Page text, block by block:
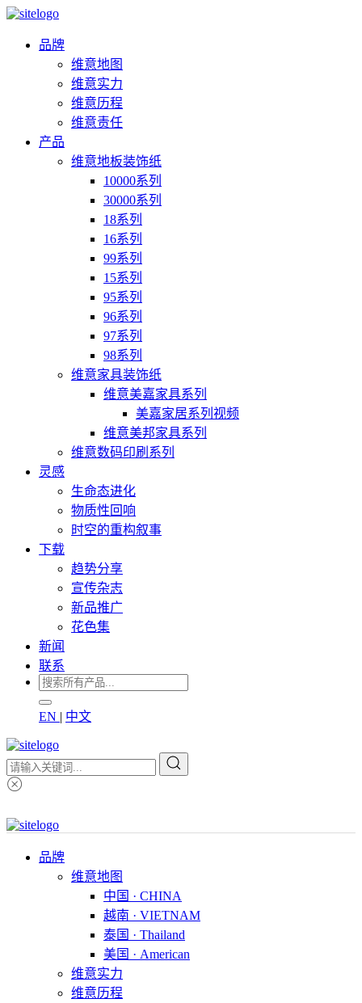
品牌
维意地图
维意实力
维意历程
维意责任
产品
维意地板装饰纸
10000系列
30000系列
18系列
16系列
99系列
15系列
95系列
96系列
97系列
98系列
维意家具装饰纸
维意美嘉家具系列
美嘉家居系列视频
维意美邦家具系列
维意数码印刷系列
灵感
生命态进化
物质性回响
时空的重构叙事
下载
趋势分享
宣传杂志
新品推广
花色集
新闻
联系
EN | 中文
品牌
维意地图
中国 · CHINA
越南 · VIETNAM
泰国 · Thailand
美国 · American
维意实力
维意历程